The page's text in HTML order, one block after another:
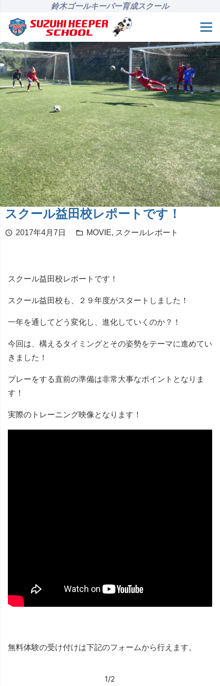
鈴木ゴールキーパー育成スクール
スクール益田校レポートです！
schedule 2017年4月7日 folder_open MOVIE, スクールレポート
スクール益田校レポートです！
スクール益田校も、２９年度がスタートしました！
一年を通してどう変化し、進化していくのか？！
今回は、構えるタイミングとその姿勢をテーマに進めてい
きました！
プレーをする直前の準備は非常大事なポイントとなりま
す！
実際のトレーニング映像となります！
無料体験の受け付けは下記のフォームから行えます。
1/2